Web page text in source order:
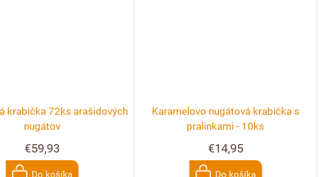
krabička 72ks arašidových
nugátov
€59,93
Do košíka
Karamelovo nugátová krabička s
pralinkami - 10ks
€14,95
Do košíka